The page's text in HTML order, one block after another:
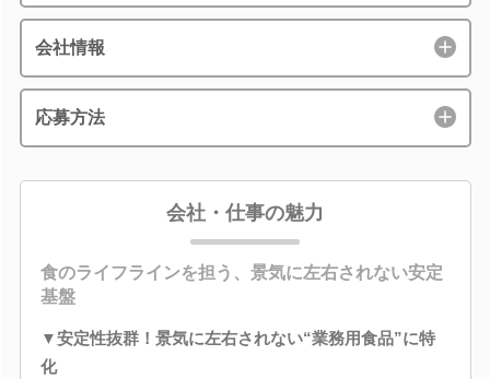
会社情報
応募方法
会社・仕事の魅力
食のライフラインを担う、景気に左右されない安定
基盤
▼安定性抜群！景気に左右されない“業務用食品”に特
化